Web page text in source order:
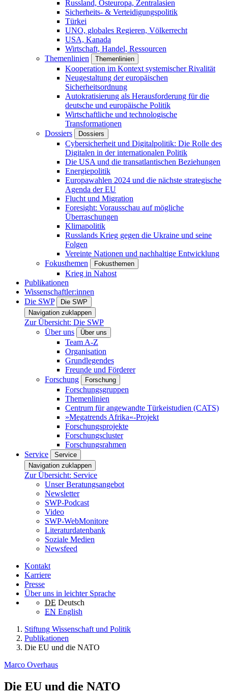
Russland, Osteuropa, Zentralasien
Sicherheits- & Verteidigungspolitik
Türkei
UNO, globales Regieren, Völkerrecht
USA, Kanada
Wirtschaft, Handel, Ressourcen
Themenlinien
Themenlinien
Kooperation im Kontext systemischer Rivalität
Neugestaltung der europäischen
Sicherheitsordnung
Autokratisierung als Herausforderung für die
deutsche und europäische Politik
Wirtschaftliche und technologische
Transformationen
Dossiers
Dossiers
Cybersicherheit und Digitalpolitik: Die Rolle des
Digitalen in der internationalen Politik
Die USA und die transatlantischen Beziehungen
Energiepolitik
Europawahlen 2024 und die nächste strategische
Agenda der EU
Flucht und Migration
Foresight: Vorausschau auf mögliche
Überraschungen
Klimapolitik
Russlands Krieg gegen die Ukraine und seine
Folgen
Vereinte Nationen und nachhaltige Entwicklung
Fokusthemen
Fokusthemen
Krieg in Nahost
Publikationen
Wissenschaftler:innen
Die SWP
Die SWP
Navigation zuklappen
Zur Übersicht: Die SWP
Über uns
Über uns
Team A-Z
Organisation
Grundlegendes
Freunde und Förderer
Forschung
Forschung
Forschungsgruppen
Themenlinien
Centrum für angewandte Türkeistudien (CATS)
»Megatrends Afrika«-Projekt
Forschungsprojekte
Forschungscluster
Forschungsrahmen
Service
Service
Navigation zuklappen
Zur Übersicht: Service
Unser Beratungsangebot
Newsletter
SWP-Podcast
Video
SWP-WebMonitore
Literaturdatenbank
Soziale Medien
Newsfeed
Kontakt
Karriere
Presse
Über uns in leichter Sprache
DE Deutsch
EN English
Stiftung Wissenschaft und Politik
Publikationen
Die EU und die NATO
Marco Overhaus
Die EU und die NATO